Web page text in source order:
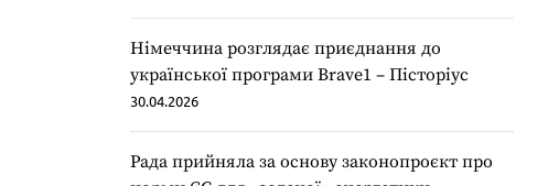
Німеччина розглядає приєднання до
української програми Brave1 – Пісторіус
30.04.2026
Рада прийняла за основу законопроєкт про